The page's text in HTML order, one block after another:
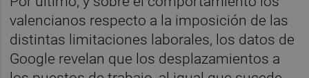
valencianos respecto a la imposición de las
distintas limitaciones laborales, los datos de
Google revelan que los desplazamientos a